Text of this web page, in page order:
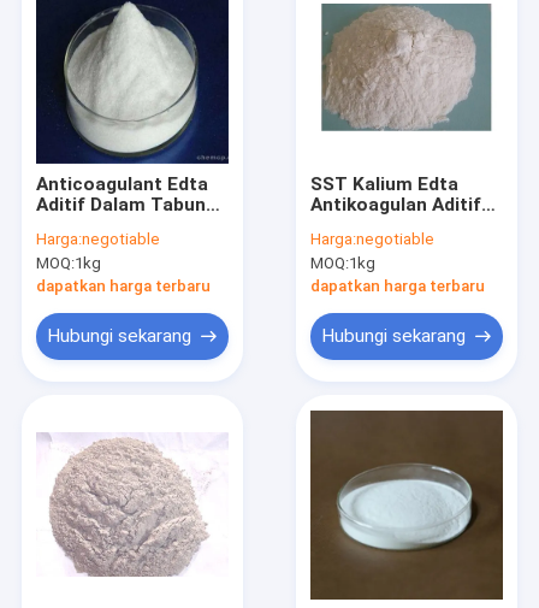
Anticoagulant Edta
Aditif Dalam Tabung
Pengumpulan Darah
Harga:negotiable
MOQ:1kg
dapatkan harga terbaru
Hubungi sekarang
SST Kalium Edta
Antikoagulan Aditif
Harga:negotiable
MOQ:1kg
dapatkan harga terbaru
Hubungi sekarang